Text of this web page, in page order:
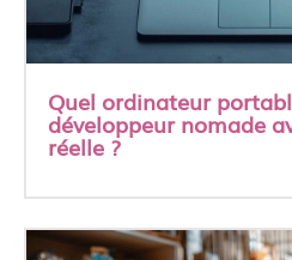
Quel ordinateur
développeur nomade
réelle ?